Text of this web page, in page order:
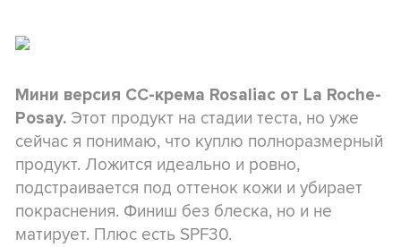
Мини версия CC-крема Rosaliac от La Roche-
Posay. Этот продукт на стадии теста, но уже
сейчас я понимаю, что куплю полноразмерный
продукт. Ложится идеально и ровно,
подстраивается под оттенок кожи и убирает
покраснения. Финиш без блеска, но и не
матирует. Плюс есть SPF30.